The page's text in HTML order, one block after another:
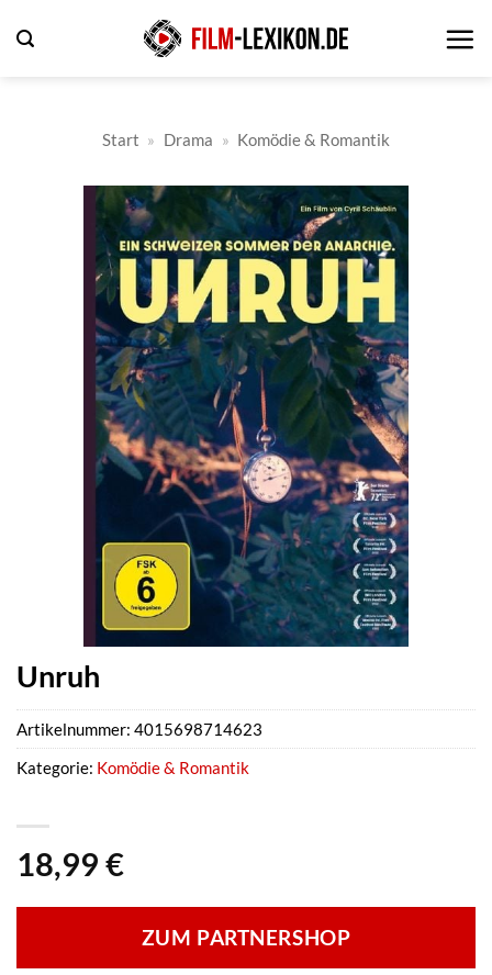
Inhalt
Start » Drama » Komödie & Romantik
Unruh
18,99 €
ZUM PARTNERSHOP
Artikelnummer: 4015698714623
Kategorie: Komödie & Romantik